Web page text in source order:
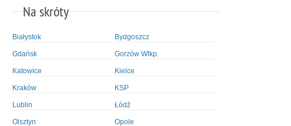
Na skróty
Białystok Bydgoszcz
Gdańsk Gorzów Wlkp.
Katowice Kielce
Kraków KSP
Lublin Łódź
Olsztyn Opole